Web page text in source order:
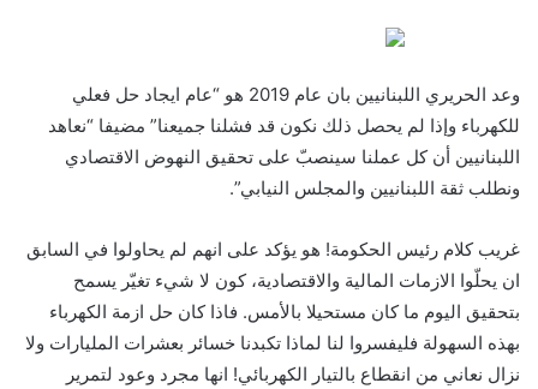
وعد الحريري اللبنانيين بان عام 2019 هو “عام ايجاد حل فعلي
للكهرباء وإذا لم يحصل ذلك نكون قد فشلنا جميعنا” مضيفا “نعاهد
اللبنانيين أن كل عملنا سينصبّ على تحقيق النهوض الاقتصادي
ونطلب ثقة اللبنانيين والمجلس النيابي”.
غريب كلام رئيس الحكومة! هو يؤكد على انهم لم يحاولوا في السابق
ان يحلّوا الازمات المالية والاقتصادية، كون لا شيء تغيّر يسمح
بتحقيق اليوم ما كان مستحيلا بالأمس. فاذا كان حل ازمة الكهرباء
بهذه السهولة فليفسروا لنا لماذا تكبدنا خسائر بعشرات المليارات ولا
نزال نعاني من انقطاع بالتيار الكهربائي! انها مجرد وعود لتمرير